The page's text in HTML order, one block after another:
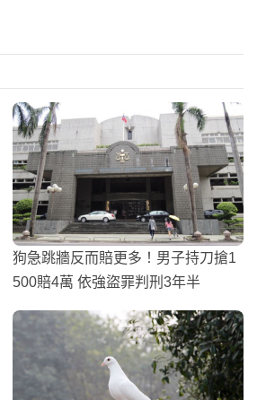
狗急跳牆反而賠更多！男子持刀搶1
500賠4萬 依強盜罪判刑3年半